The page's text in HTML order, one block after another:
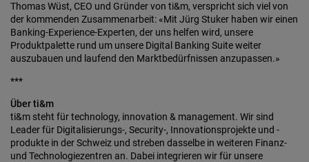
Thomas Wüst, CEO und Gründer von ti&m, verspricht sich viel von
der kommenden Zusammenarbeit: «Mit Jürg Stuker haben wir einen
Banking-Experience-Experten, der uns helfen wird, unsere
Produktpalette rund um unsere Digital Banking Suite weiter
auszubauen und laufend den Marktbedürfnissen anzupassen.»
***
Über ti&m
ti&m steht für technology, innovation & management. Wir sind
Leader für Digitalisierungs-, Security-, Innovationsprojekte und -
produkte in der Schweiz und streben dasselbe in weiteren Finanz-
und Technologiezentren an. Dabei integrieren wir für unsere